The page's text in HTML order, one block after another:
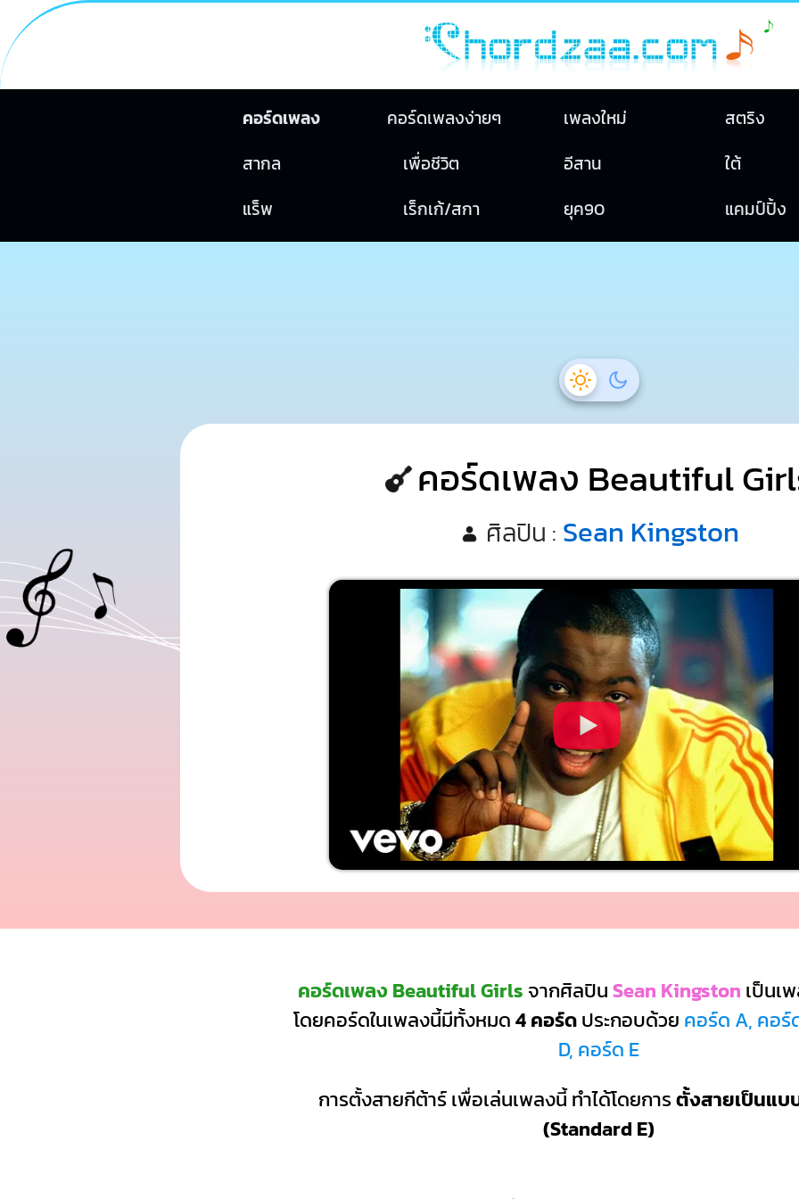
คอร์ดเพลง คอร์ดเพลงง่ายๆ เพลงใหม่
สตริง
สากล
เพื่อชีวิต อีสาน
ใต้
แร็พ
เร็กเก้/สกา ยุค90 แคมป์ปิ้ง
คอร์ดเพลง Beautiful
ศิลปิน : Sean Kingston
คอร์ดเพลง Beautiful Girls จากศิลปินSean Kingston เป็นเ
โดยคอร์ดในเพลงนี้มีทั้งหมด4 คอร์ดประกอบด้วย คอร์ด A, คอ
D, คอร์ด E
การตั้งสายกีต้าร์ เพื่อเล่นเพลงนี้ ทำได้โดยการตั้งสายเป็นแบ
(Standard E)